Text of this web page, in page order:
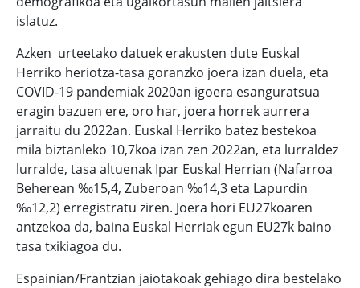
islatuz.
Azken urteetako datuek erakusten dute Euskal
Herriko heriotza-tasa goranzko joera izan duela, eta
COVID-19 pandemiak 2020an igoera esanguratsua
eragin bazuen ere, oro har, joera horrek aurrera
jarraitu du 2022an. Euskal Herriko batez bestekoa
mila biztanleko 10,7koa izan zen 2022an, eta lurraldez
lurralde, tasa altuenak Ipar Euskal Herrian (Nafarroa
Beherean ‰15,4, Zuberoan ‰14,3 eta Lapurdin
‰12,2) erregistratu ziren. Joera hori EU27koaren
antzekoa da, baina Euskal Herriak egun EU27k baino
tasa txikiagoa du.
Espainian/Frantzian jaiotakoak gehiago dira bestelako